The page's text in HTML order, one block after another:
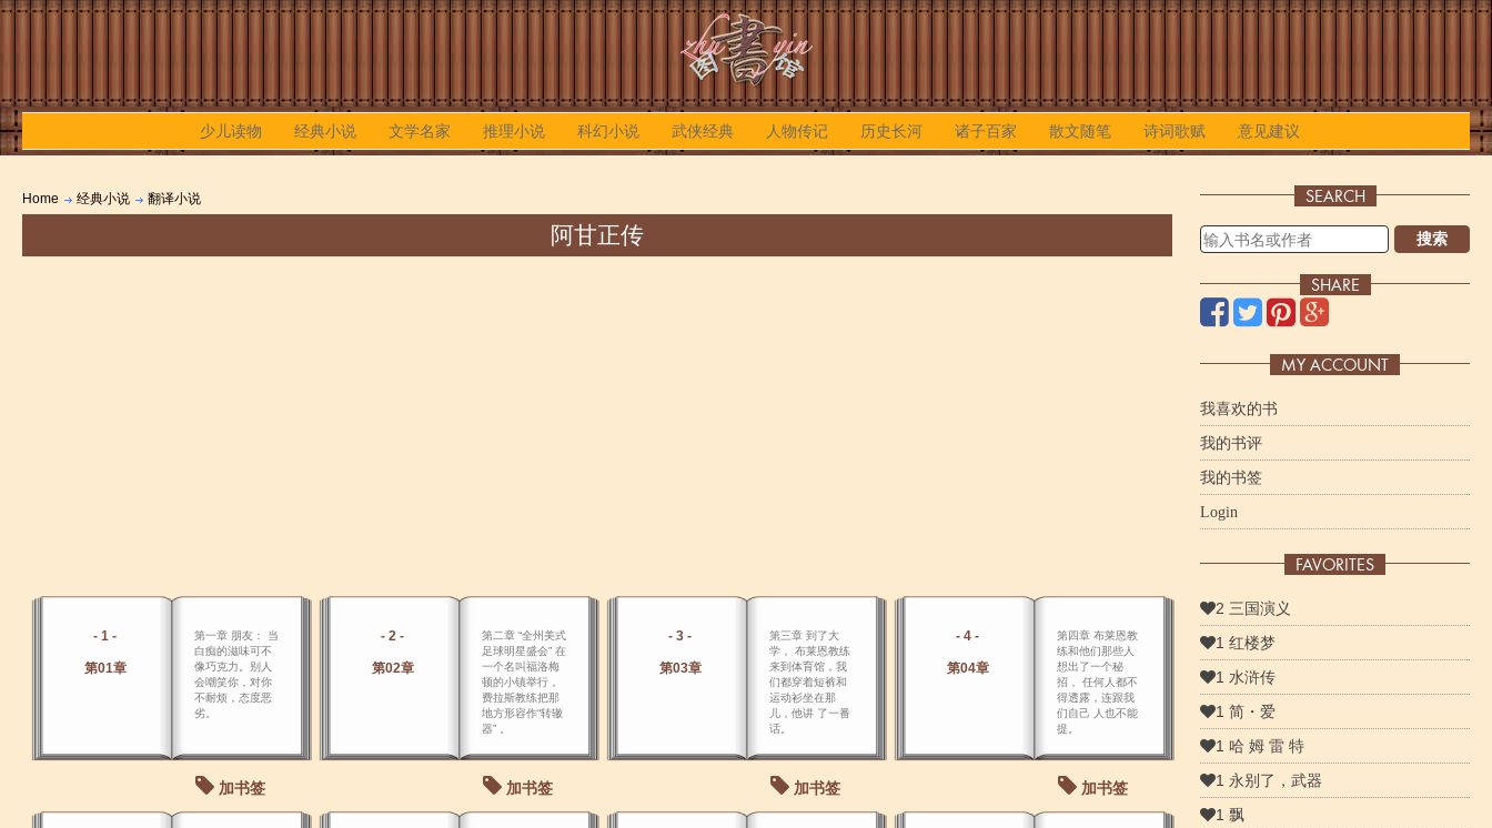
少儿读物 经典小说 文学名家 推理小说 科幻小说 武侠经典 人物传记 历史长河 诸子百家 散文随笔 诗词歌赋 意见建议
Home 经典小说 翻译小说
阿甘正传
- 1 -
第01章
第一章 朋友： 当
白痴的滋味可不
像巧克力。别人
会嘲笑你，对你
不耐烦，态度恶
劣。
加书签
- 2 -
第02章
第二章 “全州美式
足球明星盛会” 在
一个名叫福洛梅
顿的小镇举行，
费拉斯教练把那
地方形容作“转辙
器” 。
加书签
- 3 -
第03章
第三章 到了大
学， 布莱恩教练
来到体育馆，我
们都穿着短裤和
运动衫坐在那
儿，他讲 了一番
话。
加书签
- 4 -
第04章
第四章 布莱恩教
练和他们那些人
想出了一个秘
招， 任何人都不
得透露，连跟我
们自己 人也不能
提。
加书签
SEARCH
搜索
SHARE
MY ACCOUNT
我喜欢的书
我的书评
我的书签
Login
FAVORITES
2 三国演义
1 红楼梦
1 水浒传
1 简・爱
1 哈 姆 雷 特
1 永别了，武器
1 飘